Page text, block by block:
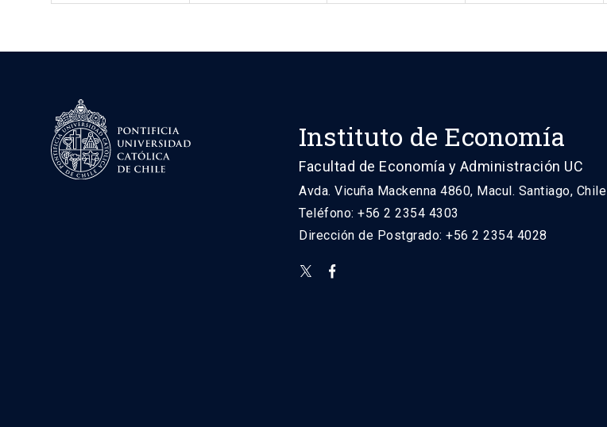
Instituto de Economía
Facultad de Economía y Administración UC
Avda. Vicuña Mackenna 4860, Macul. Santiago, Chile
Teléfono: +56 2 2354 4303
Dirección de Postgrado: +56 2 2354 4028